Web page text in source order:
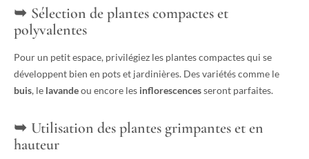
Sélection de plantes compactes et
polyvalentes
Pour un petit espace, privilégiez les plantes compactes qui se
développent bien en pots et jardinières. Des variétés comme le
buis, le lavandeou encore les inflorescencesseront parfaites.
Utilisation des plantes grimpantes et en
hauteur